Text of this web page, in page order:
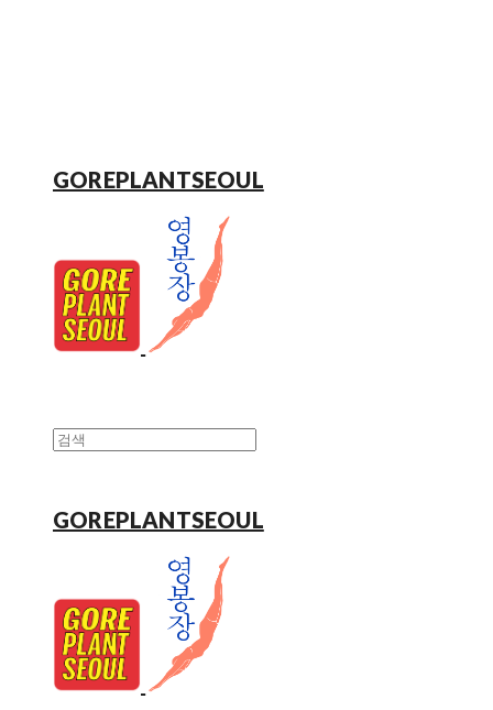
GOREPLANTSEOUL
GOREPLANTSEOUL